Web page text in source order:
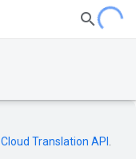
Cloud Translation API